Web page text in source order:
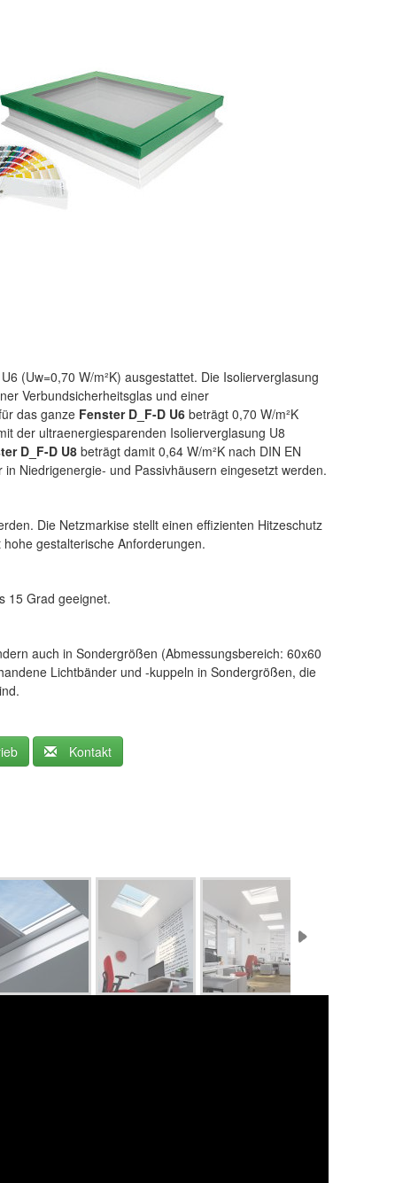
(Uw=0,70 W/m²K) ausgestattet. Die Isolierverglasung
Verbundsicherheitsglas und einer
das ganze Fenster D_F-D U6beträgt 0,70 W/m²K
der ultraenergiesparenden Isolierverglasung U8
D_F-D U8beträgt damit 0,64 W/m²K nach DIN EN
Niedrigenergie- und Passivhäusern eingesetzt werden.
Die Netzmarkise stellt einen effizienten Hitzeschutz
gestalterische Anforderungen.
15 Grad geeignet.
auch in Sondergrößen (Abmessungsbereich: 60x60
Lichtbänder und -kuppeln in Sondergrößen, die
Kontakt